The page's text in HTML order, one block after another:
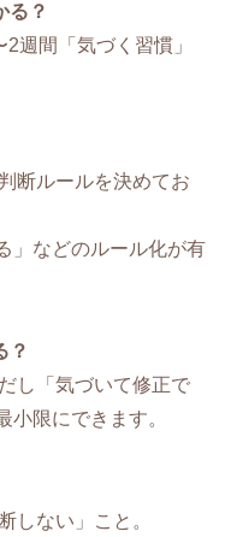
る？
週間「気づく習慣」
断ルールを決めてお
」などのルール化が有
？
し「気づいて修正で
小限にできます。
しない」こと。